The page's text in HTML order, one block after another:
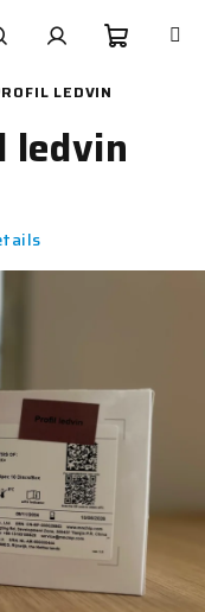
cart
LEDVIN
ledvin